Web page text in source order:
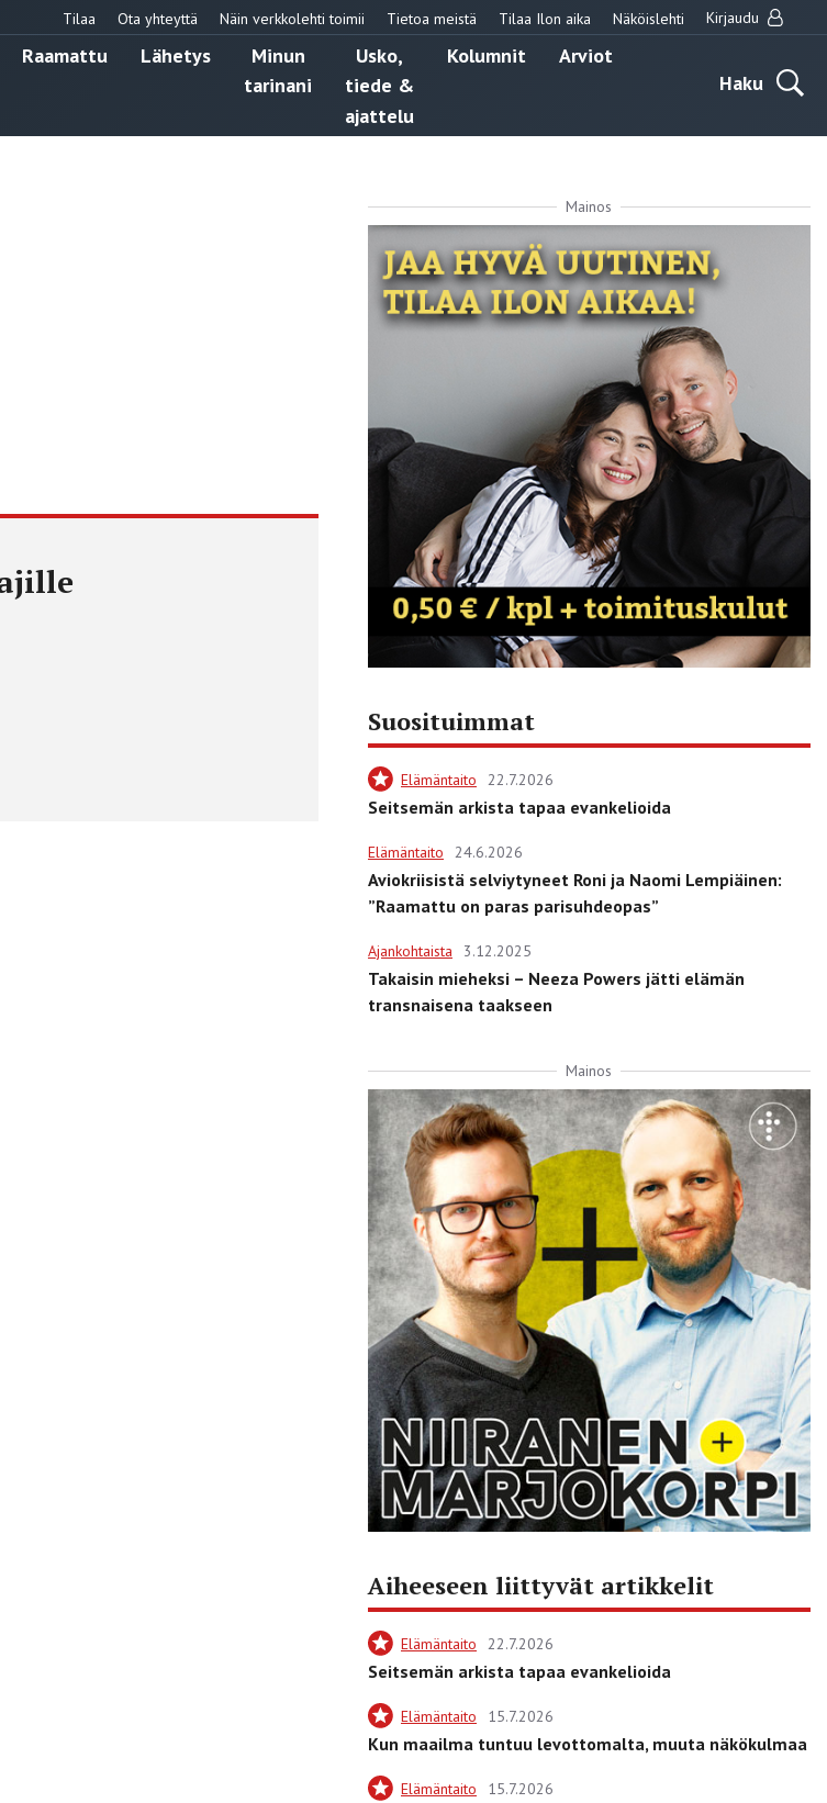
Tilaa Ota yhteyttä Näin verkkolehti toimii Tietoa meistä Tilaa Ilon aika Näköislehti Kirjaudu
Raamattu Lähetys
Minun
tarinani
Usko,
tiede &
ajattelu
Kolumnit
Arviot
Haku
Mainos
Suosituimmat
Elämäntaito 22.7.2026
Seitsemän arkista tapaa evankelioida
Elämäntaito 24.6.2026
Aviokriisistä selviytyneet Roni ja Naomi Lempiäinen:
”Raamattu on paras parisuhdeopas”
Ajankohtaista 3.12.2025
Takaisin mieheksi – Neeza Powers jätti elämän
transnaisena taakseen
Mainos
Aiheeseen liittyvät artikkelit
Elämäntaito 22.7.2026
Seitsemän arkista tapaa evankelioida
Elämäntaito 15.7.2026
Kun maailma tuntuu levottomalta, muuta näkökulmaa
Elämäntaito 15.7.2026